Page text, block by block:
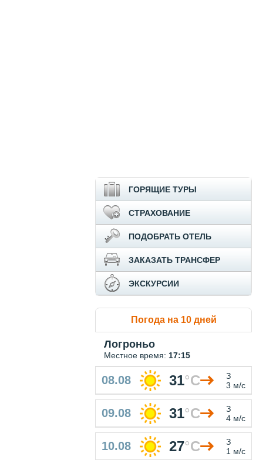
ГОРЯЩИЕ ТУРЫ
СТРАХОВАНИЕ
ПОДОБРАТЬ ОТЕЛЬ
ЗАКАЗАТЬ ТРАНСФЕР
ЭКСКУРСИИ
Погода на 10 дней
Логроньо
Местное время: 17:15
08.08 31°C
З
3 м/с
09.08 31°C
З
4 м/с
10.08 27°C
З
1 м/с